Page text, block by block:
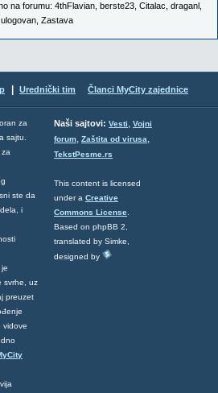
na forumu: 4thFlavian berste23 Citalac draganl
ulogovan Zastava
Urednički tim Članci MyCity zajednice
za
sajtu.
ste da
i
svrhe, uz
preuzet
vidove
Naši sajtovi: Vesti, Vojni
forum, Zaštita od virusa,
TekstPesme.rs
This content is licensed
under a Creative
Commons License
Based on phpBB 2,
translated by Simke,
designed by